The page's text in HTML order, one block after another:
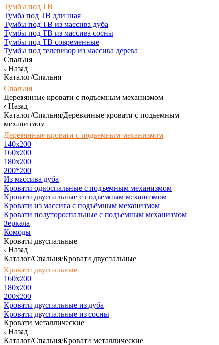
Тумбы под ТВ
Тумба под ТВ длинная
Тумбы под ТВ из массива дуба
Тумбы под ТВ из массива сосны
Тумбы под ТВ современные
Тумбы под телевизор из массива дерева
Спальня
Назад
Каталог/Спальня
Спальня
Деревянные кровати с подъемным механизмом
Назад
Каталог/Спальня/Деревянные кровати с подъемным
механизмом
Деревянные кровати с подъемным механизмом
140x200
160х200
180х200
200*200
Из массива дуба
Кровати односпальные с подъемным механизмом
Кровати двуспальные с подъемным механизмом
Кровати из массива с подъёмным механизмом
Кровати полутороспальные с подъемным механизмом
Зеркала
Комоды
Кровати двуспальные
Назад
Каталог/Спальня/Кровати двуспальные
Кровати двуспальные
160х200
180x200
200x200
Кровати двуспальные из дуба
Кровати двуспальные из сосны
Кровати металлические
Назад
Каталог/Спальня/Кровати металлические